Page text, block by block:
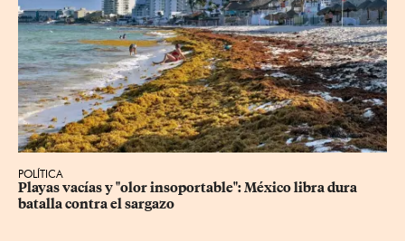
POLÍTICA
Playas vacías y "olor insoportable": México libra dura
batalla contra el sargazo